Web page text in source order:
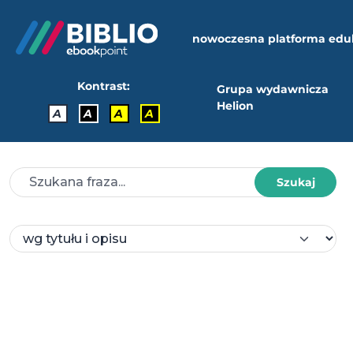
nowoczesna platforma
Kontrast:
A
A A A
Grupa wydawnicza
Helion
Szukaj